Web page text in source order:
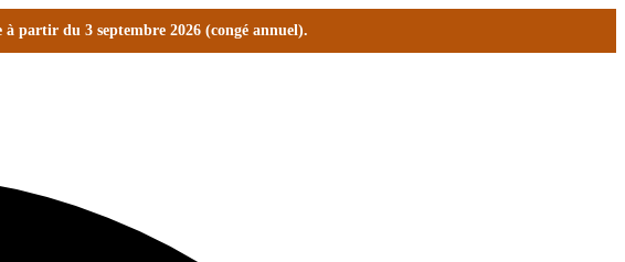
à partir du 3 septembre 2026 (congé annuel).